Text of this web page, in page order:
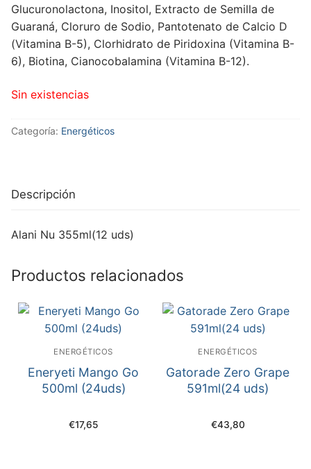
Glucuronolactona, Inositol, Extracto de Semilla de
Guaraná, Cloruro de Sodio, Pantotenato de Calcio D
(Vitamina B-5), Clorhidrato de Piridoxina (Vitamina B-
6), Biotina, Cianocobalamina (Vitamina B-12).
Sin existencias
Categoría: Energéticos
Descripción
Alani Nu 355ml(12 uds)
Productos relacionados
ENERGÉTICOS
Eneryeti Mango Go
500ml (24uds)
€17,65
ENERGÉTICOS
Gatorade Zero Grape
591ml(24 uds)
€43,80